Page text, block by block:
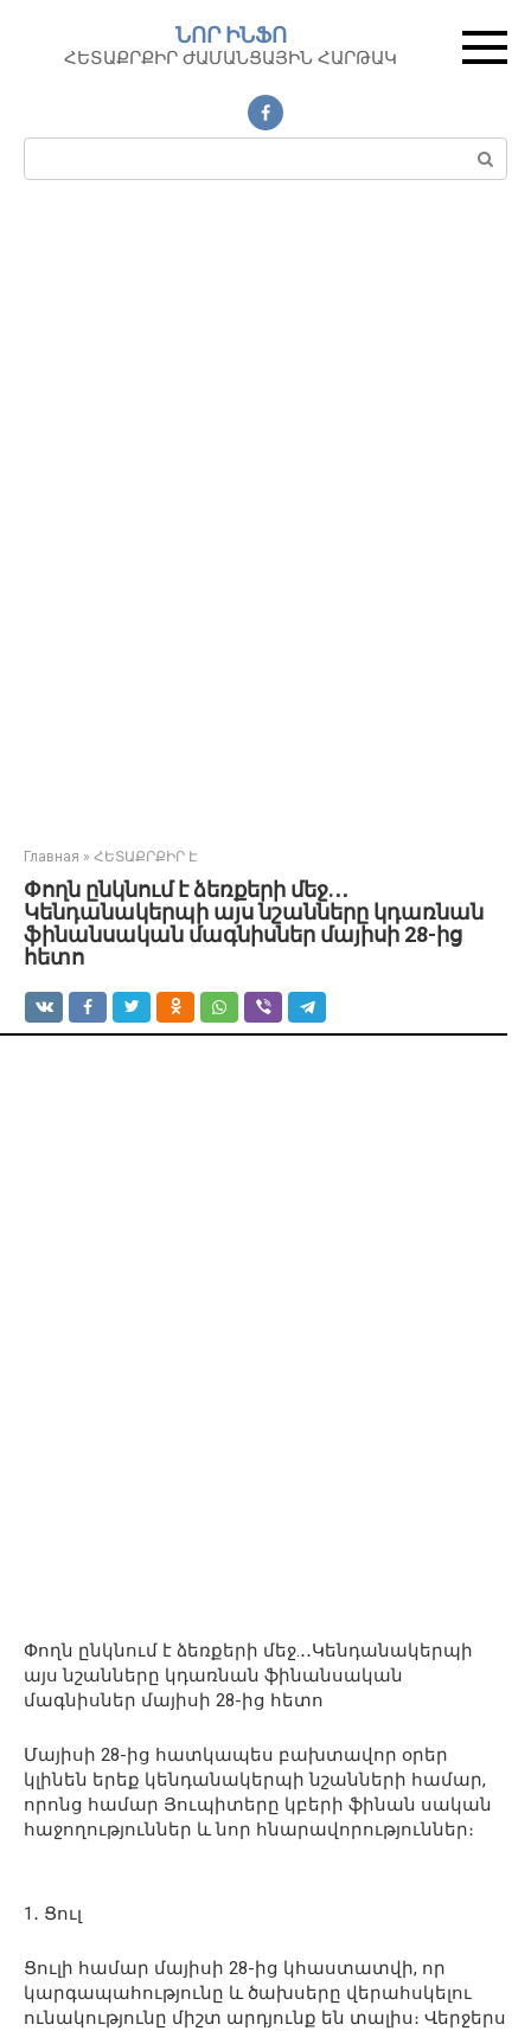
контенту
ՆՈՐ ԻՆՖՈ
ՀԵՏԱՔՐՔԻՐ ԺԱՄԱՆՑԱՅԻՆ ՀԱՐԹԱԿ
Поиск:
Главная » ՀԵՏԱՔՐՔԻՐ Է
Փողն ընկնում է ձեռքերի մեջ.․․
Կենդանակերպի այս նշանները կդառնան
ֆինանսական մագնիսներ մայիսի 28-ից
հետո
Փողն ընկնում է ձեռքերի մեջ.․․Կենդանակերպի
այս նշանները կդառնան ֆինանսական
մագնիսներ մայիսի 28-ից հետո
Մայիսի 28-ից հատկապես բախտավոր օրեր
կլինեն երեք կենդանակերպի նշանների համար,
որոնց համար Յուպիտերը կբերի ֆինան սական
հաջողություններ և նոր հնարավորություններ։
1․ Ցուլ
Ցուլի համար մայիսի 28-ից կհաստատվի, որ
կարգապահությունը և ծախսերը վերահսկելու
ունակությունը միշտ արդյունք են տալիս։ Վերջերս